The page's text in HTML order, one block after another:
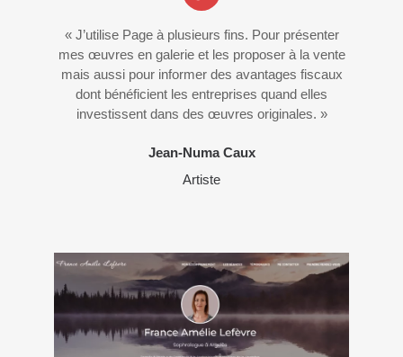
« J’utilise Page à plusieurs fins. Pour présenter
mes œuvres en galerie et les proposer à la vente
mais aussi pour informer des avantages fiscaux
dont bénéficient les entreprises quand elles
investissent dans des œuvres originales. »
Jean-Numa Caux
Artiste